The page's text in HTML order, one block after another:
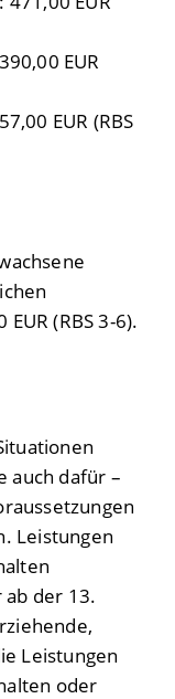
EUR
EUR (RBS
(RBS 3-6).
auch dafür –
Leistungen
der 13.
Leistungen
oder